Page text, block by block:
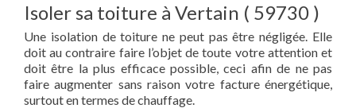
Isoler sa toiture à Vertain ( 59730 )
Une isolation de toiture ne peut pas être négligée. Elle
doit au contraire faire l’objet de toute votre attention et
doit être la plus efficace possible, ceci afin de ne pas
faire augmenter sans raison votre facture énergétique,
surtout en termes de chauffage.